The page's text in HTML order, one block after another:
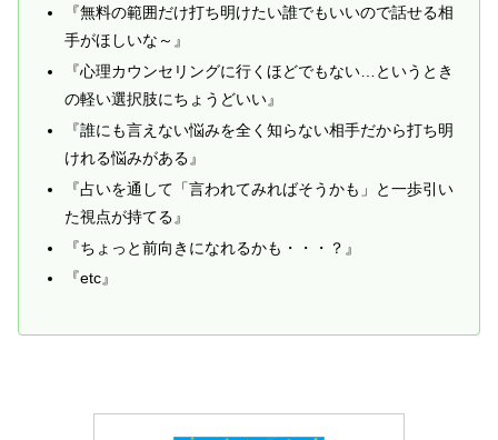
『無料の範囲だけ打ち明けたい誰でもいいので話せる相
手がほしいな～』
『心理カウンセリングに行くほどでもない…というとき
の軽い選択肢にちょうどいい』
『誰にも言えない悩みを全く知らない相手だから打ち明
けれる悩みがある』
『占いを通して「言われてみればそうかも」と一歩引い
た視点が持てる』
『ちょっと前向きになれるかも・・・？』
『etc』